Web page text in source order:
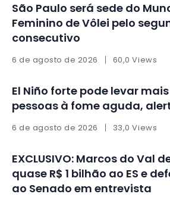
São Paulo será sede do
Feminino de Vôlei pelo
consecutivo
6 de agosto de 2026 60,0 Views
El Niño forte pode levar
pessoas à fome aguda,
6 de agosto de 2026 33,0 Views
EXCLUSIVO: Marcos do Val
quase R$ 1 bilhão ao ES e
ao Senado em entrevista